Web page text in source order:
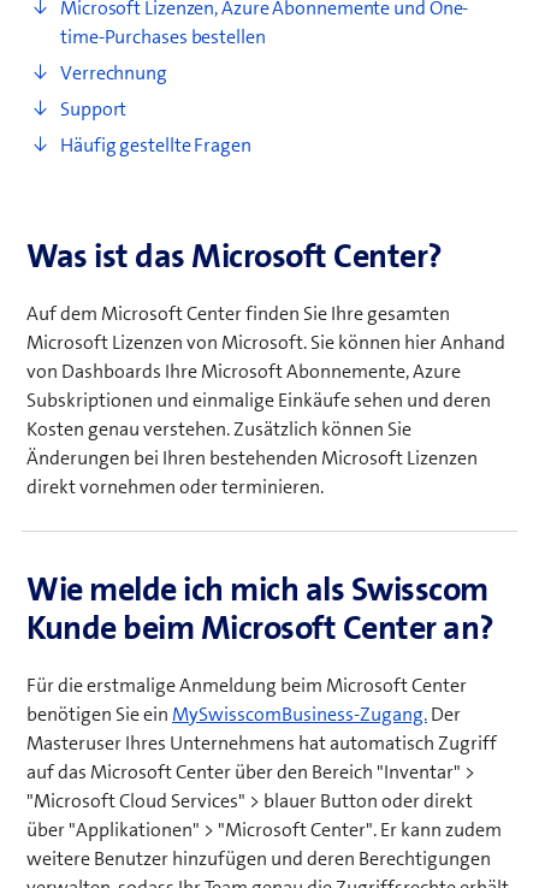
​Microsoft Lizenzen, Azure Abonnemente und One-
time-Purchases bestellen
Verrechnung
Support
Häufig gestellte Fragen
Was ist das Microsoft Center?
Auf dem Microsoft Center finden Sie Ihre gesamten
Microsoft Lizenzen von Microsoft. Sie können hier Anhand
von Dashboards Ihre Microsoft Abonnemente, Azure
Subskriptionen und einmalige Einkäufe sehen und deren
Kosten genau verstehen. Zusätzlich können Sie
Änderungen bei Ihren bestehenden Microsoft Lizenzen
direkt vornehmen oder terminieren.
Wie melde ich mich als Swisscom
Kunde beim Microsoft Center an?
Für die erstmalige Anmeldung beim Microsoft Center
benötigen Sie ein MySwisscomBusiness-Zugang.(
ö
f
f
n
e
Der
Masteruser Ihres Unternehmens hat automatisch Zugriff
auf das Microsoft Center über den Bereich "Inventar" >
"Microsoft Cloud Services" > blauer Button oder direkt
über "Applikationen" > "Microsoft Center". Er kann zudem
weitere Benutzer hinzufügen und deren Berechtigungen